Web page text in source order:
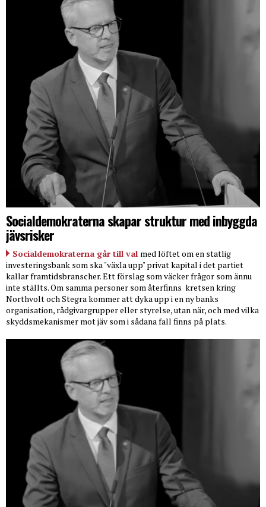
Socialdemokraterna skapar struktur med inbyggda
jävsrisker
Socialdemokraterna går till val med löftet om en statlig
investeringsbank som ska "växla upp" privat kapital i det partiet
kallar framtidsbranscher. Ett förslag som väcker frågor som ännu
inte ställts. Om samma personer som återfinns kretsen kring
Northvolt och Stegra kommer att dyka upp i en ny banks
organisation, rådgivargrupper eller styrelse, utan när, och med vilka
skyddsmekanismer mot jäv som i sådana fall finns på plats.